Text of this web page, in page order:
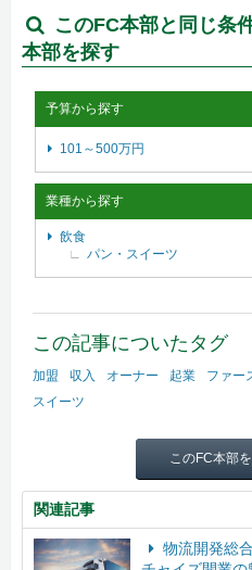
このFC本部と同じ条
本部を探す
予算から探す
101～500万円
業種から探す
飲食
パン・スイーツ
この記事についたタグ
加盟 収入 オーナー 起業 ファー
スイーツ
このFC本部
関連記事
物流開発総